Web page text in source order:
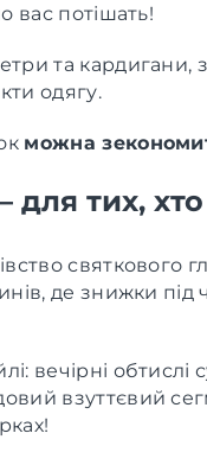
вас потішать!
та кардигани,
одягу.
можна
для тих,
святкового
де знижки
вечірні обтислі
взуттєвий